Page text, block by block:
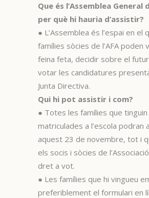
Que és l’Assemblea General
per què hi hauria d’assistir?
● L’Assemblea és l’espai en el
famílies sòcies de l’AFA poden
feina feta, decidir sobre el futur
votar les candidatures
Junta Directiva.
Qui hi pot assistir i com?
● Totes les famílies que
matriculades a l’escola podran
aquest 23 de novembre, tot i
els socis i sòcies de
dret a vot.
● Les famílies que hi vingueu
preferiblement el formulari en